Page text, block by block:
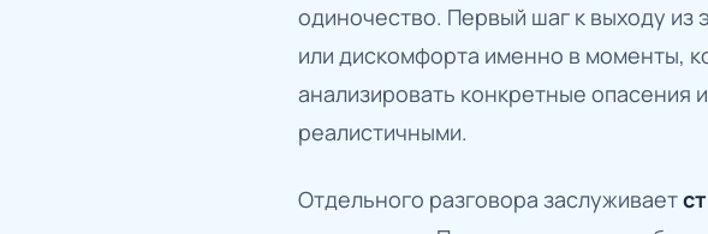
одиночество. Первый шаг к выходу из
или дискомфорта именно в моменты,
анализировать конкретные опасения
реалистичными.
Отдельного разговора заслуживает